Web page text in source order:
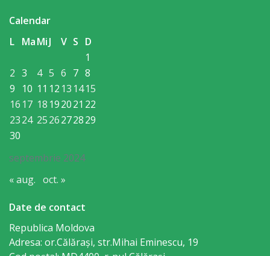
Dispoziții
Proiecte
de
decizii
Deciziile
Consiliul
de
tineret
Calendar
septembrie 2024
L MaMiJ V S D
1
2 3 4 5 6 7 8
9
10 11 12 13 1415
16 17 18 192021 22
2324 2526272829
30
« aug. oct. »
Date de contact
Republica Moldova
Adresa: or.Călăraşi, str.Mihai Eminescu, 19